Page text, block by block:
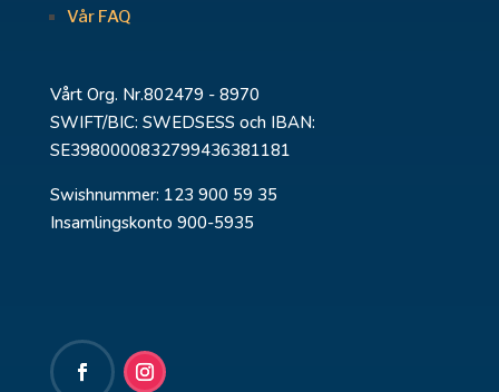
Vår FAQ
Vårt Org. Nr.802479 - 8970
SWIFT/BIC: SWEDSESS och IBAN:
SE3980000832799436381181
Swishnummer: 123 900 59 35
Insamlingskonto 900-5935